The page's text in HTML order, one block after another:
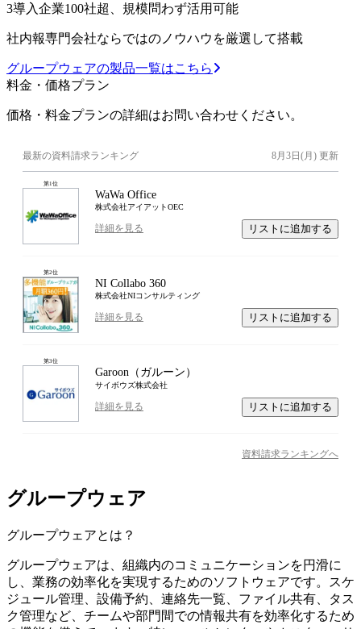
3導入企業100社超、規模問わず活用可能
社内報専門会社ならではのノウハウを厳選して搭載
グループウェアの製品一覧はこちら
料金・価格プラン
価格・料金プランの詳細はお問い合わせください。
最新の資料請求ランキング 8月3日(月) 更新
第1位
WaWa Office
株式会社アイアットOEC
詳細を見る リストに追加する
第2位
NI Collabo 360
株式会社NIコンサルティング
詳細を見る リストに追加する
第3位
Garoon（ガルーン）
サイボウズ株式会社
詳細を見る リストに追加する
資料請求ランキングへ
グループウェア
グループウェアとは？
グループウェアは、組織内のコミュニケーションを円滑に
し、業務の効率化を実現するためのソフトウェアです。スケ
ジュール管理、設備予約、連絡先一覧、ファイル共有、タス
ク管理など、チームや部門間での情報共有を効率化するため